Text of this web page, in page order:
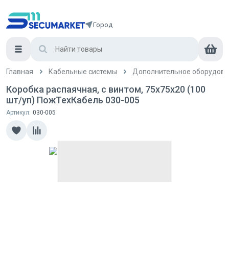
Город
Главная Кабельные системы Дополнительное
Коробка распаячная, с винтом, 75x75x20 (100
шт/уп) ПожТехКабель 030-005
Артикул: 030-005